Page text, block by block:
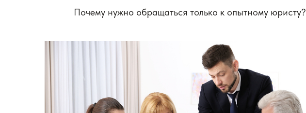
Почему нужно обращаться только к опытному юристу?